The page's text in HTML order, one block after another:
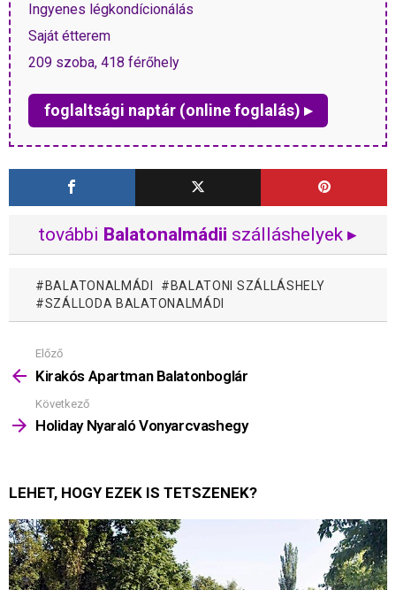
Ingyenes légkondícionálás
Saját étterem
209 szoba, 418 férőhely
foglaltsági naptár (online foglalás) ▸
további Balatonalmádii szálláshelyek ▸
BALATONALMÁDI
BALATONI SZÁLLÁSHELY
SZÁLLODA BALATONALMÁDI
Mutass
többet
Előző
Kirakós Apartman Balatonboglár
Következő
Holiday Nyaraló Vonyarcvashegy
LEHET, HOGY EZEK IS TETSZENEK?